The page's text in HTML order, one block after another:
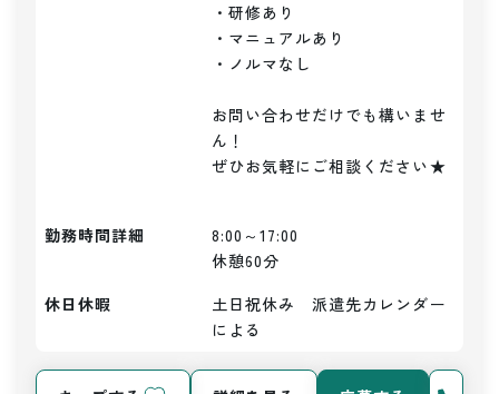
・研修あり
・マニュアルあり
・ノルマなし
お問い合わせだけでも構いませ
ん！
ぜひお気軽にご相談ください★
勤務時間詳細
8:00～17:00
休憩60分
休日休暇
土日祝休み　派遣先カレンダー
による